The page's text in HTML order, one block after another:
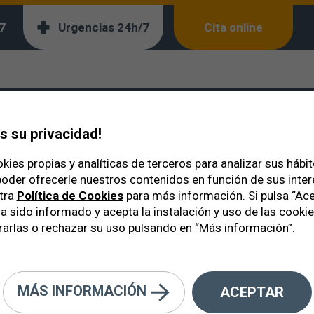
Urgencias 24h/7 Cita online
con baja
puede ser de gran valor para
su privacidad!
propias y analíticas de terceros para analizar sus
ofrecerle nuestros contenidos en función de sus
Política de Cookiespara más información. Si pulsa
sido informado y acepta la instalación y uso de las
o rechazar su uso pulsando en “Más información”.
MÁS INFORMACIÓN ACEPTAR